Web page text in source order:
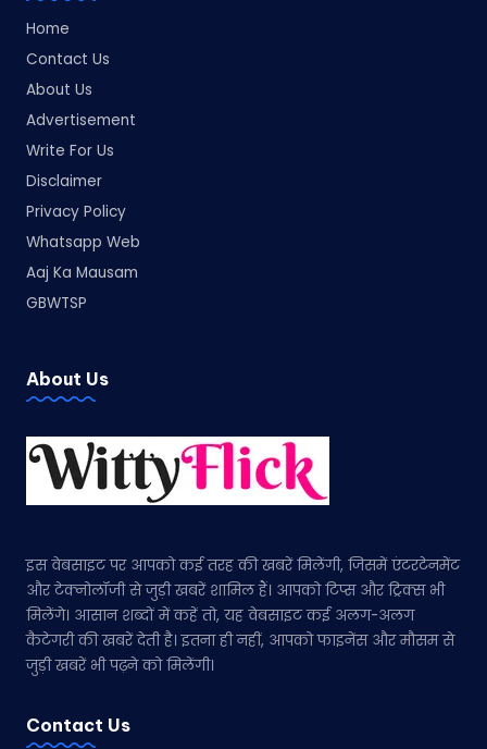
Home
Contact Us
About Us
Advertisement
Write For Us
Disclaimer
Privacy Policy
Whatsapp Web
Aaj Ka Mausam
GBWTSP
About Us
इस वेबसाइट पर आपको कई तरह की खबरें मिलेंगी, जिसमें एंटरटेनमेंट
और टेक्नोलॉजी से जुड़ी खबरें शामिल हैं। आपको टिप्स और ट्रिक्स भी
मिलेंगे। आसान शब्दों में कहें तो, यह वेबसाइट कई अलग-अलग
कैटेगरी की खबरें देती है। इतना ही नहीं, आपको फाइनेंस और मौसम से
जुड़ी खबरें भी पढ़ने को मिलेंगी।
Contact Us